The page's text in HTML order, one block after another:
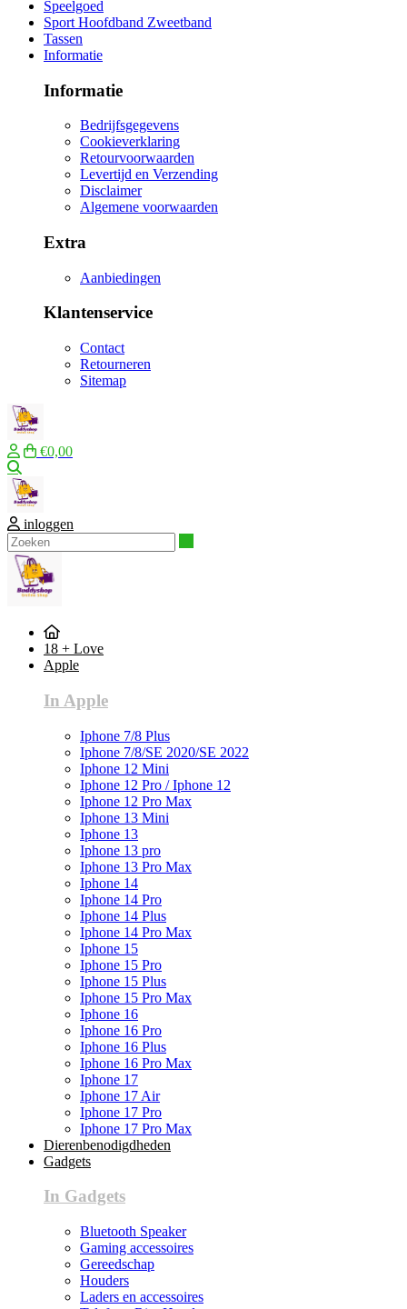
Speelgoed
Sport Hoofdband Zweetband
Tassen
Informatie
Informatie
Bedrijfsgegevens
Cookieverklaring
Retourvoorwaarden
Levertijd en Verzending
Disclaimer
Algemene voorwaarden
Extra
Aanbiedingen
Klantenservice
Contact
Retourneren
Sitemap
€0,00
inloggen
18 + Love
Apple
In Apple
Iphone 7/8 Plus
Iphone 7/8/SE 2020/SE 2022
Iphone 12 Mini
Iphone 12 Pro / Iphone 12
Iphone 12 Pro Max
Iphone 13 Mini
Iphone 13
Iphone 13 pro
Iphone 13 Pro Max
Iphone 14
Iphone 14 Pro
Iphone 14 Plus
Iphone 14 Pro Max
Iphone 15
Iphone 15 Pro
Iphone 15 Plus
Iphone 15 Pro Max
Iphone 16
Iphone 16 Pro
Iphone 16 Plus
Iphone 16 Pro Max
Iphone 17
Iphone 17 Air
Iphone 17 Pro
Iphone 17 Pro Max
Dierenbenodigdheden
Gadgets
In Gadgets
Bluetooth Speaker
Gaming accessoires
Gereedschap
Houders
Laders en accessoires